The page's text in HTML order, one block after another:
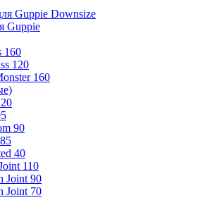
Guppie Downsize
Guppie
160
120
160
90
40
110
Joint 90
Joint 70